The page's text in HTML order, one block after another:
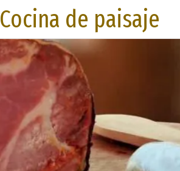
Cocina de paisaje